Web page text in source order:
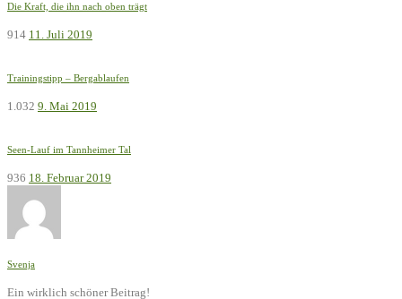
Die Kraft, die ihn nach oben trägt
914 11. Juli 2019
Trainingstipp – Bergablaufen
1.032 9. Mai 2019
Seen-Lauf im Tannheimer Tal
936 18. Februar 2019
Svenja
Ein wirklich schöner Beitrag!